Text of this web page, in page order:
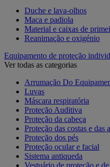
Duche e lava-olhos
Maca e padiola
Material e caixas de
Reanimação e oxigénio
Equipamento de proteção
Ver todas as categorias
Arrumação Do
Luvas
Máscara respiratória
Proteção Auditiva
Proteção da cabeça
Proteção das costas e das
Proteção dos pés
Proteção ocular e facial
Sistema antiqueda
Vestuário de proteção e